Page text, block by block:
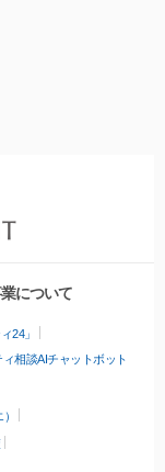
について
24」
相談AIチャットボット